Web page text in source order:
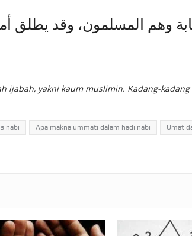
وهم المسلمون، وقد يطلق
ijabah, yakni kaum muslimin. Kadang-
nabi Apa makna ummati dalam hadi nabi Umat